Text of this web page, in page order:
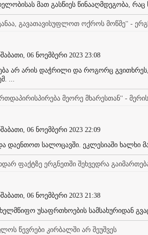
მათ გასწიეს წინააღმდეგობა, რაც
გავათავისუფლოთ ოქროს მოწმე'' -
06 ნოემბერი 2023 23:08
არ არის დაჭრილი და როგორც გვითხრეს,
...
მეორე მხარესთან'' -
06 ნოემბერი 2023 22:09
დაენთოთ სალოცავში. ეკლესიაში ხალხი
ფაქტზე ერგნეთში შეხვედრა
06 ნოემბერი 2023 21:38
უსაფრთხოების სამსახურიდან
წევრები კირბალში არ შეუშვეს